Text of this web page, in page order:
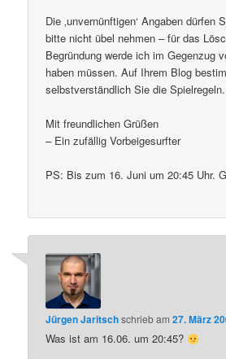
Die ‚unvernünftigen‘ Angaben dürfen
bitte nicht übel nehmen – für das
Begründung werde ich im Gegenzug
haben müssen. Auf Ihrem Blog
selbstverständlich Sie die Spielregeln.
Mit freundlichen Grüßen
– Ein zufällig Vorbeigesurfter
PS: Bis zum 16. Juni um 20:45 Uhr.
Jürgen Jaritschschriebam27. März
Was ist am 16.06. um 20:45?